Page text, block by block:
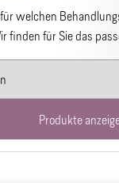
welchen
finden für Sie das
Produkte